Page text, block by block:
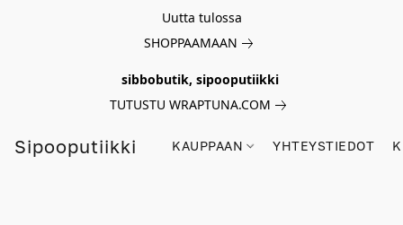
Uutta tulossa
SHOPPAAMAAN
sibbobutik, sipooputiikki
TUTUSTU WRAPTUNA.COM
Sipooputiikki KAUPPAAN YHTEYSTIEDOT